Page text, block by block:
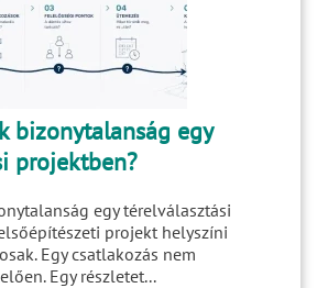
bizonytalanság egy
projektben?
egy térelválasztási
projekt helyszíni
Egy csatlakozás nem
Egy részletet...